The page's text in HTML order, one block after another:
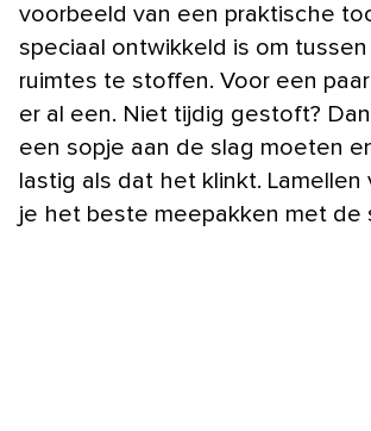
voorbeeld van een praktische
speciaal ontwikkeld is om tussen
ruimtes te stoffen. Voor een
er al een. Niet tijdig gestoft?
een sopje aan de slag moeten
lastig als dat het klinkt. Lamellen
je het beste meepakken met de